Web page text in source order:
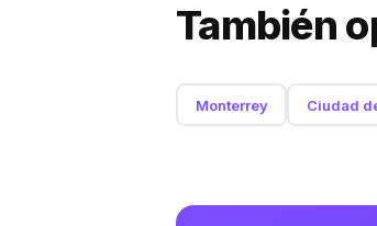
También
Monterrey Ciudad